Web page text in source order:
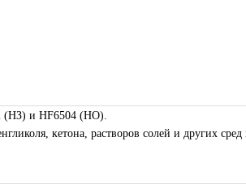
(НЗ) и HF6504 (НО).
кетона, растворов солей и других